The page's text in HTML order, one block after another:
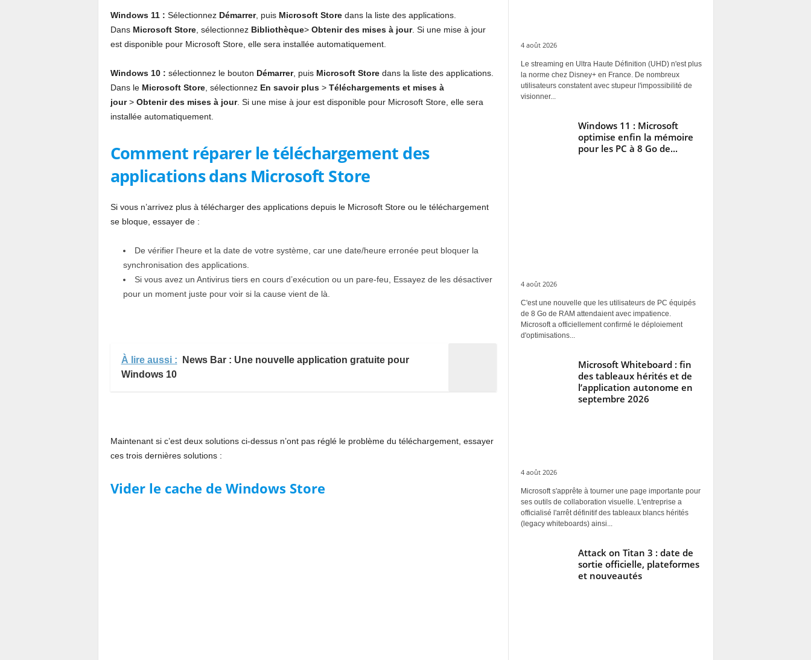
Windows 11 : Sélectionnez Démarrer, puis Microsoft Storedans la liste des applications.
Dans Microsoft Store, sélectionnez Bibliothèque> Obtenir des mises à jour. Si une mise à jour
est disponible pour Microsoft Store, elle sera installée automatiquement.
Windows 10 : sélectionnez le bouton Démarrer, puis Microsoft Storedans la liste des applications.
Dans le Microsoft Store, sélectionnez En savoir plus> Téléchargements et mises à
jour> Obtenir des mises à jour. Si une mise à jour est disponible pour Microsoft Store, elle sera
installée automatiquement.
Comment réparer le téléchargement des
applications dans Microsoft Store
Si vous n’arrivez plus à télécharger des applications depuis le Microsoft Store ou le téléchargement
se bloque, essayer de :
De vérifier l’heure et la date de votre système, car une date/heure erronée peut bloquer la
synchronisation des applications.
Si vous avez un Antivirus tiers en cours d’exécution ou un pare-feu, Essayez de les désactiver
pour un moment juste pour voir si la cause vient de là.
À lire aussi :
News Bar : Une nouvelle application gratuite pour
Windows 10
Maintenant si c’est deux solutions ci-dessus n’ont pas réglé le problème du téléchargement, essayer
ces trois dernières solutions :
Vider le cache de Windows Store
4 août 2026
Le streaming en Ultra Haute Définition (UHD) n'est plus
la norme chez Disney+ en France. De nombreux
utilisateurs constatent avec stupeur l'impossibilité de
visionner...
Windows 11 : Microsoft
optimise enfin la mémoire
pour les PC à 8 Go de...
4 août 2026
C'est une nouvelle que les utilisateurs de PC équipés
de 8 Go de RAM attendaient avec impatience.
Microsoft a officiellement confirmé le déploiement
d'optimisations...
Microsoft Whiteboard : fin
des tableaux hérités et de
l’application autonome en
septembre 2026
4 août 2026
Microsoft s'apprête à tourner une page importante pour
ses outils de collaboration visuelle. L'entreprise a
officialisé l'arrêt définitif des tableaux blancs hérités
(legacy whiteboards) ainsi...
Attack on Titan 3 : date de
sortie officielle, plateformes
et nouveautés